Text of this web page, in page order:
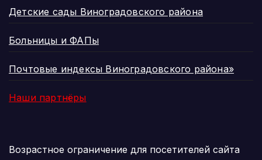
Детские сады Виноградовского района
Больницы и ФАПы
Почтовые индексы Виноградовского района»
Наши партнёры
Возрастное ограничение для посетителей сайта